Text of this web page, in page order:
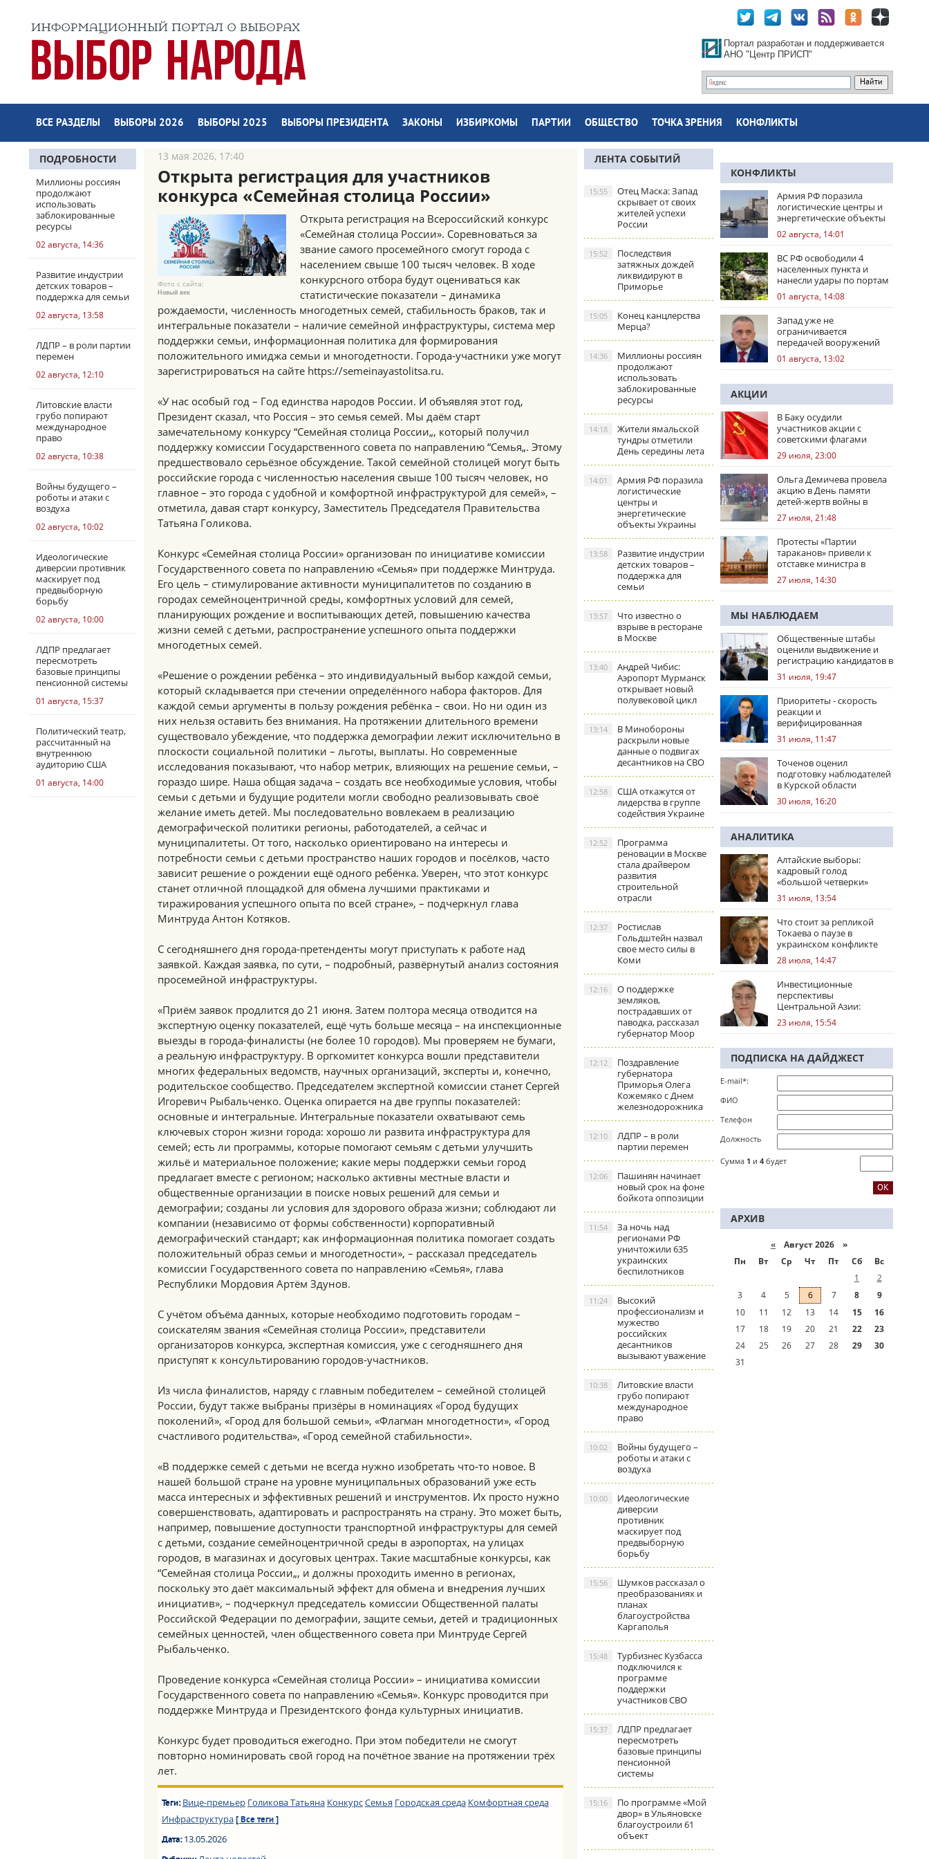
Портал разработан и поддерживается
АНО "Центр ПРИСП"
ВСЕ РАЗДЕЛЫ ВЫБОРЫ 2026 ВЫБОРЫ 2025 ВЫБОРЫ ПРЕЗИДЕНТА ЗАКОНЫ ИЗБИРКОМЫ ПАРТИИ ОБЩЕСТВО ТОЧКА ЗРЕНИЯ КОНФЛИКТЫ
ПОДРОБНОСТИ
Миллионы россиян
продолжают
использовать
заблокированные
ресурсы
02 августа, 14:36
Развитие индустрии
детских товаров –
поддержка для семьи
02 августа, 13:58
ЛДПР – в роли партии
перемен
02 августа, 12:10
Литовские власти
грубо попирают
международное
право
02 августа, 10:38
Войны будущего –
роботы и атаки с
воздуха
02 августа, 10:02
Идеологические
диверсии противник
маскирует под
предвыборную
борьбу
02 августа, 10:00
ЛДПР предлагает
пересмотреть
базовые принципы
пенсионной системы
01 августа, 15:37
Политический театр,
рассчитанный на
внутреннюю
аудиторию США
01 августа, 14:00
13 мая 2026, 17:40
Открыта регистрация для участников
конкурса «Семейная столица России»
Фото с сайта:
Новый век
Открыта регистрация на Всероссийский конкурс
«Семейная столица России». Соревноваться за
звание самого просемейного смогут города с
населением свыше 100 тысяч человек. В ходе
конкурсного отбора будут оцениваться как
статистические показатели – динамика
рождаемости, численность многодетных семей, стабильность браков, так и
интегральные показатели – наличие семейной инфраструктуры, система мер
поддержки семьи, информационная политика для формирования
положительного имиджа семьи и многодетности. Города-участники уже могут
зарегистрироваться на сайте https://semeinayastolitsa.ru.
«У нас особый год – Год единства народов России. И объявляя этот год,
Президент сказал, что Россия – это семья семей. Мы даём старт
замечательному конкурсу “Семейная столица России„, который получил
поддержку комиссии Государственного совета по направлению “Семья„. Этому
предшествовало серьёзное обсуждение. Такой семейной столицей могут быть
российские города с численностью населения свыше 100 тысяч человек, но
главное – это города с удобной и комфортной инфраструктурой для семей», –
отметила, давая старт конкурсу, Заместитель Председателя Правительства
Татьяна Голикова.
Конкурс «Семейная столица России» организован по инициативе комиссии
Государственного совета по направлению «Семья» при поддержке Минтруда.
Его цель – стимулирование активности муниципалитетов по созданию в
городах семейноцентричной среды, комфортных условий для семей,
планирующих рождение и воспитывающих детей, повышению качества
жизни семей с детьми, распространение успешного опыта поддержки
многодетных семей.
«Решение о рождении ребёнка – это индивидуальный выбор каждой семьи,
который складывается при стечении определённого набора факторов. Для
каждой семьи аргументы в пользу рождения ребёнка – свои. Но ни один из
них нельзя оставить без внимания. На протяжении длительного времени
существовало убеждение, что поддержка демографии лежит исключительно в
плоскости социальной политики – льготы, выплаты. Но современные
исследования показывают, что набор метрик, влияющих на решение семьи, –
гораздо шире. Наша общая задача – создать все необходимые условия, чтобы
семьи с детьми и будущие родители могли свободно реализовывать своё
желание иметь детей. Мы последовательно вовлекаем в реализацию
демографической политики регионы, работодателей, а сейчас и
муниципалитеты. От того, насколько ориентировано на интересы и
потребности семьи с детьми пространство наших городов и посёлков, часто
зависит решение о рождении ещё одного ребёнка. Уверен, что этот конкурс
станет отличной площадкой для обмена лучшими практиками и
тиражирования успешного опыта по всей стране», – подчеркнул глава
Минтруда Антон Котяков.
С сегодняшнего дня города-претенденты могут приступать к работе над
заявкой. Каждая заявка, по сути, – подробный, развёрнутый анализ состояния
просемейной инфраструктуры.
«Приём заявок продлится до 21 июня. Затем полтора месяца отводится на
экспертную оценку показателей, ещё чуть больше месяца – на инспекционные
выезды в города-финалисты (не более 10 городов). Мы проверяем не бумаги,
а реальную инфраструктуру. В оргкомитет конкурса вошли представители
многих федеральных ведомств, научных организаций, эксперты и, конечно,
родительское сообщество. Председателем экспертной комиссии станет Сергей
Игоревич Рыбальченко. Оценка опирается на две группы показателей:
основные и интегральные. Интегральные показатели охватывают семь
ключевых сторон жизни города: хорошо ли развита инфраструктура для
семей; есть ли программы, которые помогают семьям с детьми улучшить
жильё и материальное положение; какие меры поддержки семьи город
предлагает вместе с регионом; насколько активны местные власти и
общественные организации в поиске новых решений для семьи и
демографии; созданы ли условия для здорового образа жизни; соблюдают ли
компании (независимо от формы собственности) корпоративный
демографический стандарт; как информационная политика помогает создать
положительный образ семьи и многодетности», – рассказал председатель
комиссии Государственного совета по направлению «Семья», глава
Республики Мордовия Артём Здунов.
С учётом объёма данных, которые необходимо подготовить городам –
соискателям звания «Семейная столица России», представители
организаторов конкурса, экспертная комиссия, уже с сегодняшнего дня
приступят к консультированию городов-участников.
Из числа финалистов, наряду с главным победителем – семейной столицей
России, будут также выбраны призёры в номинациях «Город будущих
поколений», «Город для большой семьи», «Флагман многодетности», «Город
счастливого родительства», «Город семейной стабильности».
«В поддержке семей с детьми не всегда нужно изобретать что‑то новое. В
нашей большой стране на уровне муниципальных образований уже есть
масса интересных и эффективных решений и инструментов. Их просто нужно
совершенствовать, адаптировать и распространять на страну. Это может быть,
например, повышение доступности транспортной инфраструктуры для семей
с детьми, создание семейноцентричной среды в аэропортах, на улицах
городов, в магазинах и досуговых центрах. Такие масштабные конкурсы, как
“Семейная столица России„, и должны проходить именно в регионах,
поскольку это даёт максимальный эффект для обмена и внедрения лучших
инициатив», – подчеркнул председатель комиссии Общественной палаты
Российской Федерации по демографии, защите семьи, детей и традиционных
семейных ценностей, член общественного совета при Минтруде Сергей
Рыбальченко.
Проведение конкурса «Семейная столица России» – инициатива комиссии
Государственного совета по направлению «Семья». Конкурс проводится при
поддержке Минтруда и Президентского фонда культурных инициатив.
Конкурс будет проводиться ежегодно. При этом победители не смогут
повторно номинировать свой город на почётное звание на протяжении трёх
лет.
Теги: Вице-премьер Голикова Татьяна КонкурсСемья Городская среда Комфортная среда
Инфраструктура [ Все теги ]
Дата:13.05.2026
ЛЕНТА СОБЫТИЙ
Отец Маска: Запад
скрывает от своих
жителей успехи
России
15:55
Последствия
затяжных дождей
ликвидируют в
Приморье
15:52
Конец канцлерства
Мерца?
15:05
Миллионы россиян
продолжают
использовать
заблокированные
ресурсы
14:36
Жители ямальской
тундры отметили
День середины лета
14:18
Армия РФ поразила
логистические
центры и
энергетические
объекты Украины
14:01
Развитие индустрии
детских товаров –
поддержка для
семьи
13:58
Что известно о
взрыве в ресторане
в Москве
13:57
Андрей Чибис:
Аэропорт Мурманск
открывает новый
полувековой цикл
13:40
В Минобороны
раскрыли новые
данные о подвигах
десантников на СВО
13:14
США откажутся от
лидерства в группе
содействия Украине
12:58
Программа
реновации в Москве
стала драйвером
развития
строительной
отрасли
12:52
Ростислав
Гольдштейн назвал
свое место силы в
Коми
12:37
О поддержке
земляков,
пострадавших от
паводка, рассказал
губернатор Моор
12:16
Поздравление
губернатора
Приморья Олега
Кожемяко с Днем
железнодорожника
12:12
ЛДПР – в роли
партии перемен
12:10
Пашинян начинает
новый срок на фоне
бойкота оппозиции
12:06
За ночь над
регионами РФ
уничтожили 635
украинских
беспилотников
11:54
Высокий
профессионализм и
мужество
российских
десантников
вызывают уважение
11:24
Литовские власти
грубо попирают
международное
право
10:38
Войны будущего –
роботы и атаки с
воздуха
10:02
Идеологические
диверсии
противник
маскирует под
предвыборную
борьбу
10:00
Шумков рассказал о
преобразованиях и
планах
благоустройства
Каргаполья
15:56
Турбизнес Кузбасса
подключился к
программе
поддержки
участников СВО
15:48
ЛДПР предлагает
пересмотреть
базовые принципы
пенсионной
системы
15:37
По программе «Мой
двор» в Ульяновске
благоустроили 61
объект
15:16
КОНФЛИКТЫ
Армия РФ поразила
логистические центры и
энергетические объекты
Украины
02 августа, 14:01
ВС РФ освободили 4
населенных пункта и
нанесли удары по портам
Одессы
01 августа, 14:08
Запад уже не
ограничивается
передачей вооружений
01 августа, 13:02
АКЦИИ
В Баку осудили
участников акции с
советскими флагами
29 июля, 23:00
Ольга Демичева провела
акцию в День памяти
детей-жертв войны в
Донбассе
27 июля, 21:48
Протесты «Партии
тараканов» привели к
отставке министра в
Индии
27 июля, 14:30
МЫ НАБЛЮДАЕМ
Общественные штабы
оценили выдвижение и
регистрацию кандидатов в
регионах
31 июля, 19:47
Приоритеты - скорость
реакции и
верифицированная
правовая позиция
31 июля, 11:47
Точенов оценил
подготовку наблюдателей
в Курской области
30 июля, 16:20
АНАЛИТИКА
Алтайские выборы:
кадровый голод
«большой четверки»
31 июля, 13:54
Что стоит за репликой
Токаева о паузе в
украинском конфликте
28 июля, 14:47
Инвестиционные
перспективы
Центральной Азии:
региональные тренды
23 июля, 15:54
ПОДПИСКА НА ДАЙДЖЕСТ
E-mail*:
ФИО
Телефон
Должность
Сумма 1 и 4 будет
АРХИВ
« Август 2026 »
Пн
Вт Ср Чт Пт Сб
Вс
1
2
3
4 5 6 7 8
9
10
11 12 13 14 15
16
17
18 19 20 21 22
23
24
25 26 27 28 29
30
31